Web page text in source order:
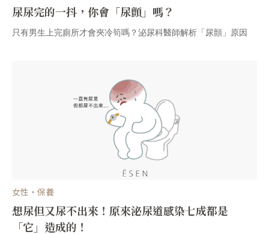
尿尿完的一抖，你會「尿顫」嗎？
只有男生上完廁所才會夾冷筍嗎？泌尿科醫師解析「尿顫」原因
女性・保養
想尿但又尿不出來！原來泌尿道感染七成都是
「它」造成的！